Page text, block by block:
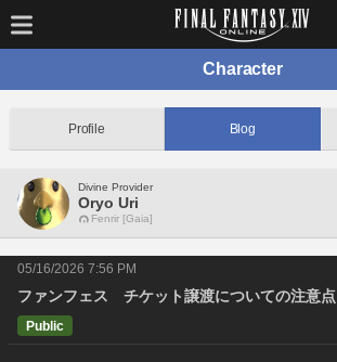
Character
Profile Blog
Divine Provider
Oryo Uri
Fenrir [Gaia]
05/16/2026 7:56 PM
ファンフェス チケット譲渡についての注意点
Public